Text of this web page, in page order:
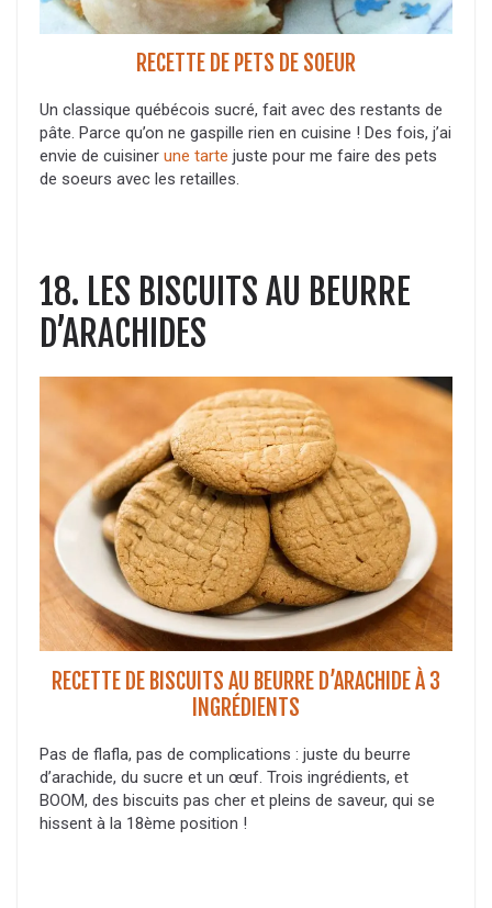
RECETTE DE PETS DE SOEUR
Un classique québécois sucré, fait avec des restants de
pâte. Parce qu’on ne gaspille rien en cuisine ! Des fois, j’ai
envie de cuisiner une tarte juste pour me faire des pets
de soeurs avec les retailles.
18. LES BISCUITS AU BEURRE
D’ARACHIDES
RECETTE DE BISCUITS AU BEURRE D’ARACHIDE À 3
INGRÉDIENTS
Pas de flafla, pas de complications : juste du beurre
d’arachide, du sucre et un œuf. Trois ingrédients, et
BOOM, des biscuits pas cher et pleins de saveur, qui se
hissent à la 18ème position !